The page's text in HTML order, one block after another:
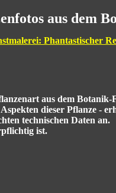
aus dem
Phantastischer
aus dem
dieser Pflanze -
technischen Daten an.
ist.